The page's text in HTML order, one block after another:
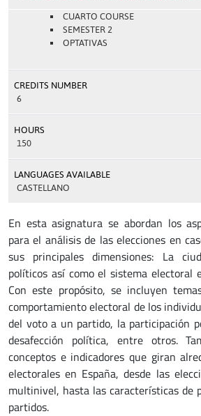
CUARTO COURSE
SEMESTER 2
OPTATIVAS
CREDITS NUMBER
6
HOURS
150
LANGUAGES AVAILABLE
CASTELLANO
En esta asignatura se abordan los
para el análisis de las elecciones en
sus principales dimensiones: La
políticos así como el sistema electoral
Con este propósito, se incluyen
comportamiento electoral de los
del voto a un partido, la participación
desafección política, entre otros.
conceptos e indicadores que giran
electorales en España, desde las
multinivel, hasta las características de
partidos.